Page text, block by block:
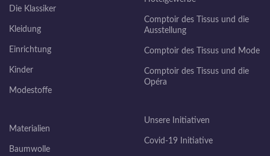
Die Klassiker
Kleidung
Einrichtung
Kinder
Modestoffe
Materialien
Baumwolle
Comptoir des Tissus und die
Ausstellung
Comptoir des Tissus und Mode
Comptoir des Tissus und die
Opéra
Unsere Initiativen
Covid-19 Initiative